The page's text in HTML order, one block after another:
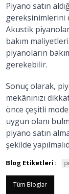
Piyano satın
gereksinimlerini
Akustik
bakım
piyanoların
gerekebilir.
Sonuç olarak,
mekânınızı
önce çeşitli
uygun olanı
piyano satın
şekilde
Blog Etiketleri :
Tüm Bloglar